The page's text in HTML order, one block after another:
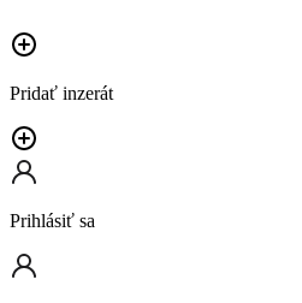
Pridať inzerát
Prihlásiť sa